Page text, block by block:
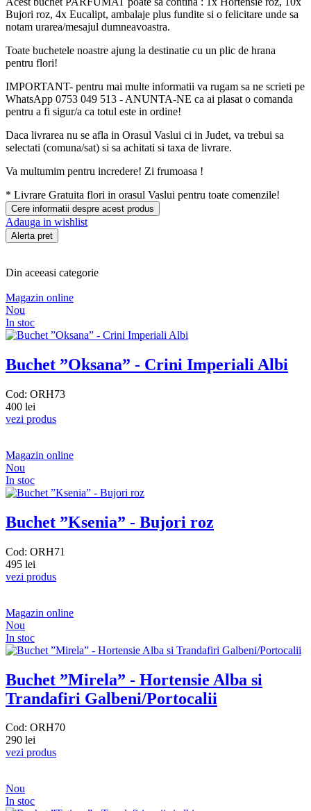
Bujori roz, 4x Eucalipt, ambalaje plus fundite si o felicitare unde sa
notam urarea/mesajul dumneavoastra.
Toate buchetele noastre ajung la destinatie cu un plic de hrana
pentru flori!
IMPORTANT- pentru mai multe informatii va rugam sa ne scrieti pe
WhatsApp 0753 049 513 - ANUNTA-NE ca ai plasat o comanda
pentru a fi sigur/a ca totul este in ordine!
Daca livrarea nu se afla in Orasul Vaslui ci in Judet, va trebui sa
selectati (comuna/sat) si sa achitati si taxa de livrare.
Va multumim pentru incredere! Zi frumoasa !
* Livrare Gratuita flori in orasul Vaslui pentru toate comenzile!
Cere informatii despre acest produs
Adauga in wishlist
Alerta pret
Din aceeasi categorie
Magazin online
Nou
In stoc
Buchet ”Oksana” - Crini Imperiali Albi
Cod: ORH73
400 lei
vezi produs
Magazin online
Nou
In stoc
Buchet ”Ksenia” - Bujori roz
Cod: ORH71
495 lei
vezi produs
Magazin online
Nou
In stoc
Buchet ”Mirela” - Hortensie Alba si
Trandafiri Galbeni/Portocalii
Cod: ORH70
290 lei
vezi produs
Nou
In stoc